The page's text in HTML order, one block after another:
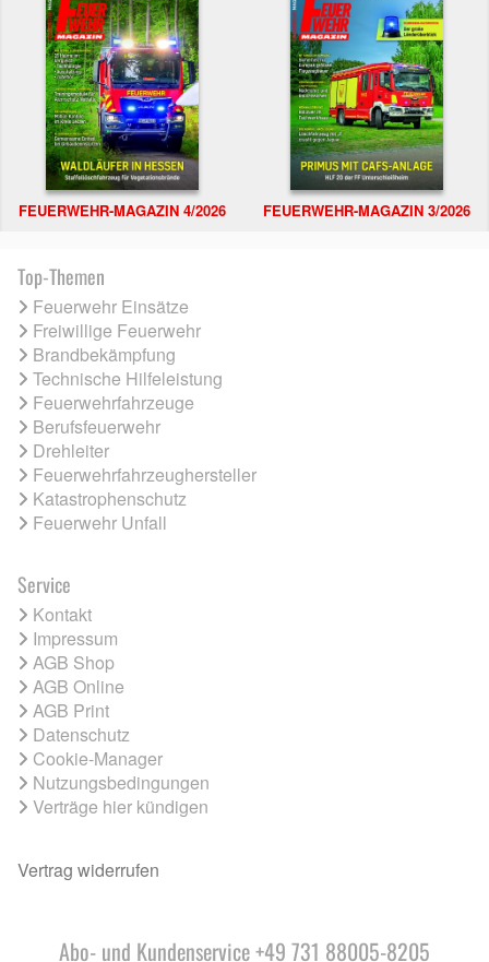
FEUERWEHR-MAGAZIN 4/2026 FEUERWEHR-MAGAZIN 3/2026
Top-Themen
Feuerwehr Einsätze
Freiwillige Feuerwehr
Brandbekämpfung
Technische Hilfeleistung
Feuerwehrfahrzeuge
Berufsfeuerwehr
Drehleiter
Feuerwehrfahrzeughersteller
Katastrophenschutz
Feuerwehr Unfall
Service
Kontakt
Impressum
AGB Shop
AGB Online
AGB Print
Datenschutz
Cookie-Manager
Nutzungsbedingungen
Verträge hier kündigen
Vertrag widerrufen
Abo- und Kundenservice +49 731 88005-8205